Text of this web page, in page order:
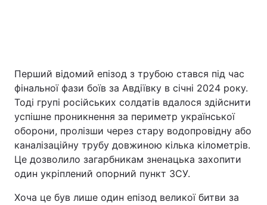
Перший відомий епізод з трубою стався під час
фінальної фази боїв за Авдіївку в січні 2024 року.
Тоді групі російських солдатів вдалося здійснити
успішне проникнення за периметр української
оборони, пролізши через стару водопровідну або
каналізаційну трубу довжиною кілька кілометрів.
Це дозволило загарбникам зненацька захопити
один укріплений опорний пункт ЗСУ.
Хоча це був лише один епізод великої битви за